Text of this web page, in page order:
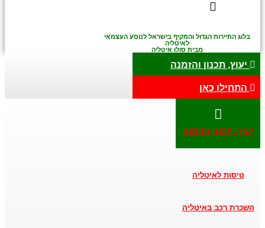
בלוג התיירות הגדול והמקיף בישראל לנוסע העצמאי
לאיטליה
מבית סולו איטליה
יעוץ, תכנון והזמנה
התחילו כאן
יעוץ, תכנון והזמנה
טיסות לאיטליה
השכרת רכב באיטליה